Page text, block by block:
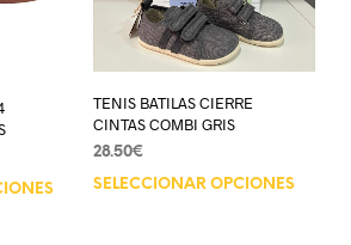
TENIS BATILAS CIERRE
CINTAS COMBI GRIS
28.50€
SELECCIONAR OPCIONES